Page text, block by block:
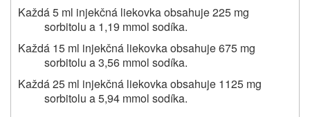
Každá 5 ml injekčná liekovka obsahuje 225 mg
sorbitolu a 1,19 mmol sodíka.
Každá 15 ml injekčná liekovka obsahuje 675 mg
sorbitolu a 3,56 mmol sodíka.
Každá 25 ml injekčná liekovka obsahuje 1125 mg
sorbitolu a 5,94 mmol sodíka.